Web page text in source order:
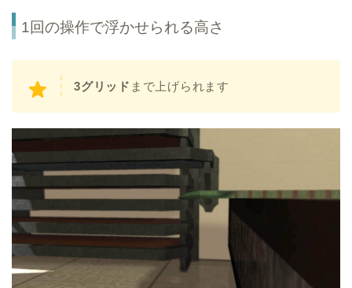
1回の操作で浮かせられる高さ
3グリッド まで上げられます